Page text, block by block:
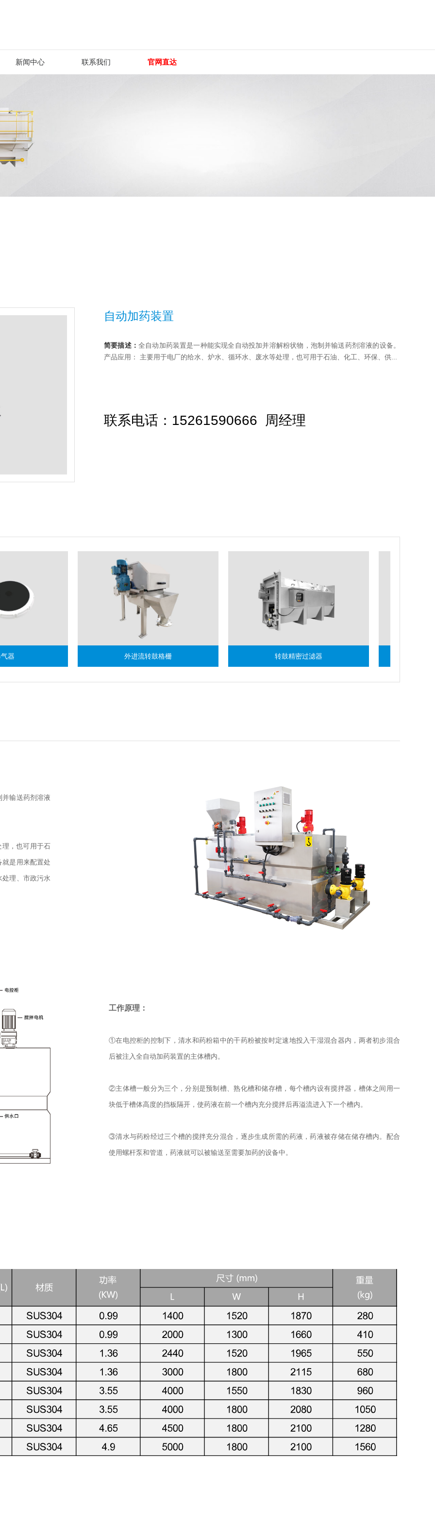
新闻中心 联系我们 官网直达
自动加药装置
简要描述： 全自动加药装置是一种能实现全自动投加并溶解粉状物，泡制并输送药剂溶液的设备。
产品应用： 主要用于电厂的给水、炉水、循环水、废水等处理，也可用于石油、化工、环保、供...
联系电话：15261590666 周经理
外进流转鼓格栅 转鼓精密过滤器
输送药剂溶液
，也可用于石
是用来配置处
理、市政污水
工作原理：
①在电控柜的控制下，清水和药粉箱中的干药粉被按时定速地投入干湿混合器内，两者初步混合
后被注入全自动加药装置的主体槽内。
②主体槽一般分为三个，分别是预制槽、熟化槽和储存槽，每个槽内设有搅拌器，槽体之间用一
块低于槽体高度的挡板隔开，使药液在前一个槽内充分搅拌后再溢流进入下一个槽内。
③清水与药粉经过三个槽的搅拌充分混合，逐步生成所需的药液，药液被存储在储存槽内。配合
使用螺杆泵和管道，药液就可以被输送至需要加药的设备中。